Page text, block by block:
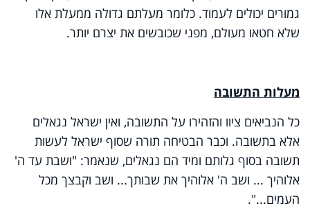
גמורים יכולים לעמוד. כלומר מעלתם גדולה ממעלת אלו
שלא חטאו מעולם, מפני שכובשים את יצרם יותר.
מעלות התשובה
כל הנביאים ציוו והזהירו על התשובה, ואין ישראל נגאלים
אלא בתשובה. וכבר הבטיחה תורה שסוף ישראל לעשות
תשובה בסוף גלותם ומיד הם נגאלים, שנאמר: "ושבת עד ה'
אלוהיך ... ושב ה' אלוהיך את שבותך... ושב וקבצך מכל
העמים...".